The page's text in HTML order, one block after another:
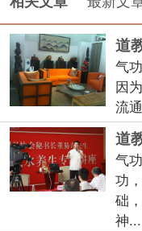
道
气
因
流
道
气
功
础
神...